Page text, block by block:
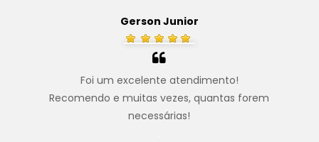
Gerson Junior
Foi um excelente atendimento!
Recomendo e muitas vezes, quantas forem
necessárias!